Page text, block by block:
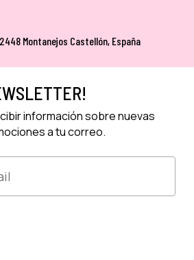
Montanejos Castellón, España
información sobre nuevas
a tu correo.